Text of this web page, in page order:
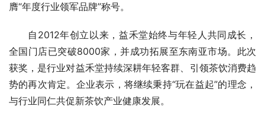
膺“年度行业领军品牌”称号。
自2012年创立以来，益禾堂始终与年轻人共同成长，
全国门店已突破8000家，并成功拓展至东南亚市场。此次
获奖，是行业对益禾堂持续深耕年轻客群、引领茶饮消费趋
势的再次肯定。企业表示，将继续秉持“玩在益起”的理念，
与行业同仁共促新茶饮产业健康发展。